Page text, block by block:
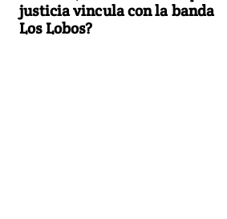
justicia vincula con la banda
Los Lobos?